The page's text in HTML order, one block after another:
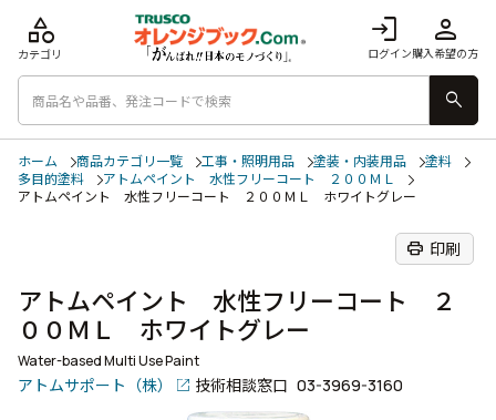
login
ログイン
person
購入希望の方
category
カテゴリ
search
ホーム 商品カテゴリ一覧 工事・照明用品 塗装・内装用品
塗料
多目的塗料
アトムペイント 水性フリーコート ２００ＭＬ
アトムペイント 水性フリーコート ２００ＭＬ ホワイトグレー
print 印刷
アトムペイント 水性フリーコート ２
００ＭＬ ホワイトグレー
Water-based Multi Use Paint
アトムサポート（株） 技術相談窓口 03-3969-3160